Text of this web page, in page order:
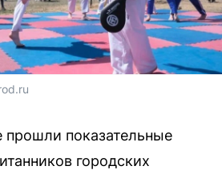
прошли показательные
городских